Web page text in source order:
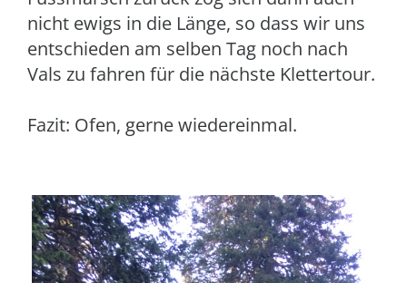
nicht ewigs in die Länge, so dass wir uns
entschieden am selben Tag noch nach
Vals zu fahren für die nächste Klettertour.
Fazit: Ofen, gerne wiedereinmal.